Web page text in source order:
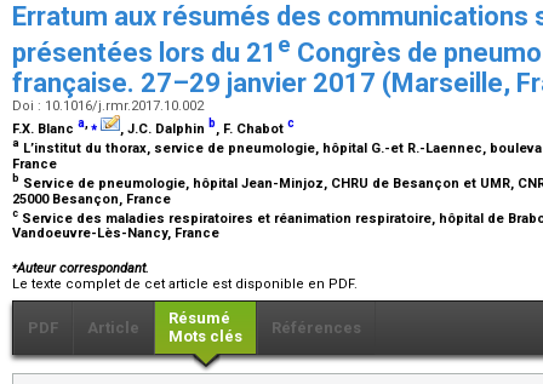
Erratum aux résumés des communications
présentées lors du 21 e Congrès de
française. 27–29 janvier 2017 (Marseille,
Doi : 10.1016/j.rmr.2017.10.002
F.X. Blanc a,⁎ , J.C. Dalphin b, F. Chabot c
a L’institut du thorax, service de pneumologie, hôpital G.-et R.-Laennec,
France
b Service de pneumologie, hôpital Jean-Minjoz, CHRU de Besançon et UMR,
25000 Besançon, France
c Service des maladies respiratoires et réanimation respiratoire, hôpital de
Vandoeuvre-Lès-Nancy, France
⁎Auteur correspondant.
Le texte complet de cet article est disponible en PDF.
PDF Article
Résumé
Mots clés
Références